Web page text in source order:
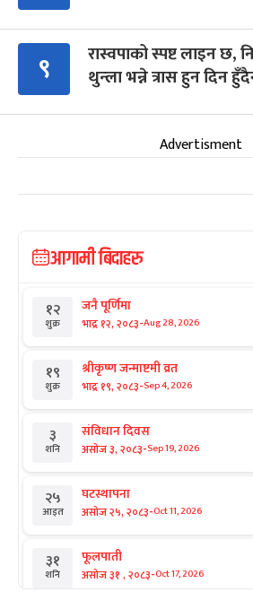
९
रास्वपाको स्पष्ट लाइन छ,
थुन्ला भन्ने त्रास हुन दिन
Advertisment
आगामी बिदाहरु
१२
शुक्र
जनै पूर्णिमा
भाद्र १२, २०८३-Aug 28, 2026
१९
शुक्र
श्रीकृष्ण जन्माष्टमी व्रत
भाद्र १९, २०८३-Sep 4, 2026
३
शनि
संविधान दिवस
असोज ३, २०८३-Sep 19, 2026
२५
आइत
घटस्थापना
असोज २५, २०८३-Oct 11, 2026
३१
शनि
फूलपाती
असोज ३१ , २०८३-Oct 17, 2026